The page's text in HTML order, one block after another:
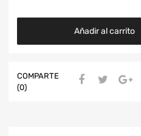
Añadir al carrito
COMPARTE
(0)